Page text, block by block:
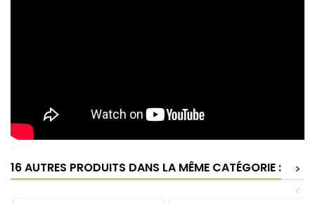
16 AUTRES PRODUITS DANS LA MÊME CATÉGORIE :
>
<